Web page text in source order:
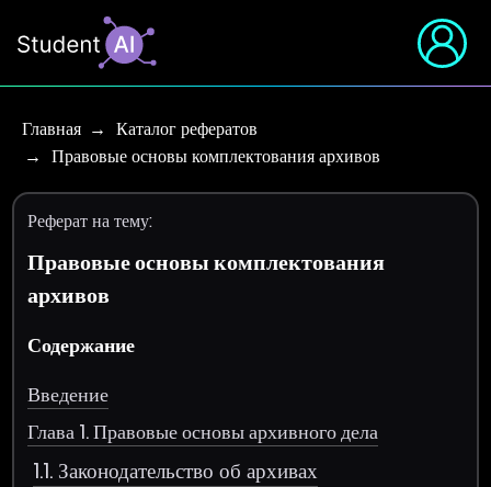
Главная
Каталог рефератов
Правовые основы комплектования архивов
Реферат на тему:
Правовые основы комплектования
архивов
Содержание
Введение
Глава 1. Правовые основы архивного дела
1.1. Законодательство об архивах